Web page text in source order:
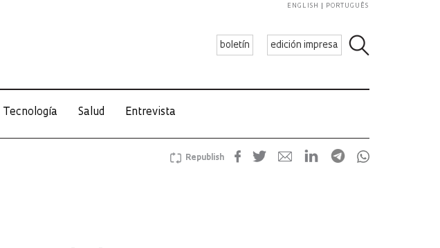
boletín edición impresa
ENGLISH PORTUGUÊS
Tecnología Salud Entrevista
Republish